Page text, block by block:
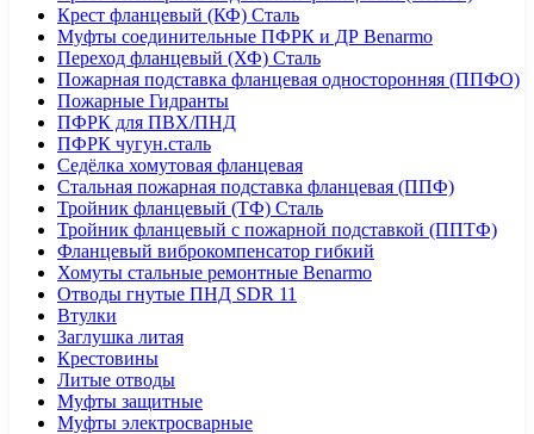
Крест фланцевый (КФ) Сталь
Муфты соединительные ПФРК и ДР Benarmo
Переход фланцевый (ХФ) Сталь
Пожарная подставка фланцевая односторонняя (ППФО)
Пожарные Гидранты
ПФРК для ПВХ/ПНД
ПФРК чугун.сталь
Седёлка хомутовая фланцевая
Стальная пожарная подставка фланцевая (ППФ)
Тройник фланцевый (ТФ) Сталь
Тройник фланцевый с пожарной подставкой (ППТФ)
Фланцевый виброкомпенсатор гибкий
Хомуты стальные ремонтные Benarmo
Отводы гнутые ПНД SDR 11
Втулки
Заглушка литая
Крестовины
Литые отводы
Муфты защитные
Муфты электросварные